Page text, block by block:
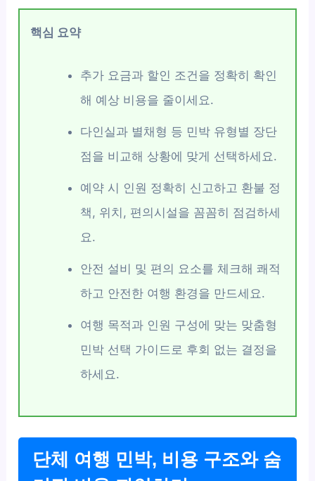
핵심 요약
추가 요금과 할인 조건을 정확히 확인
해 예상 비용을 줄이세요.
다인실과 별채형 등 민박 유형별 장단
점을 비교해 상황에 맞게 선택하세요.
예약 시 인원 정확히 신고하고 환불 정
책, 위치, 편의시설을 꼼꼼히 점검하세
요.
안전 설비 및 편의 요소를 체크해 쾌적
하고 안전한 여행 환경을 만드세요.
여행 목적과 인원 구성에 맞는 맞춤형
민박 선택 가이드로 후회 없는 결정을
하세요.
단체 여행 민박, 비용 구조와 숨